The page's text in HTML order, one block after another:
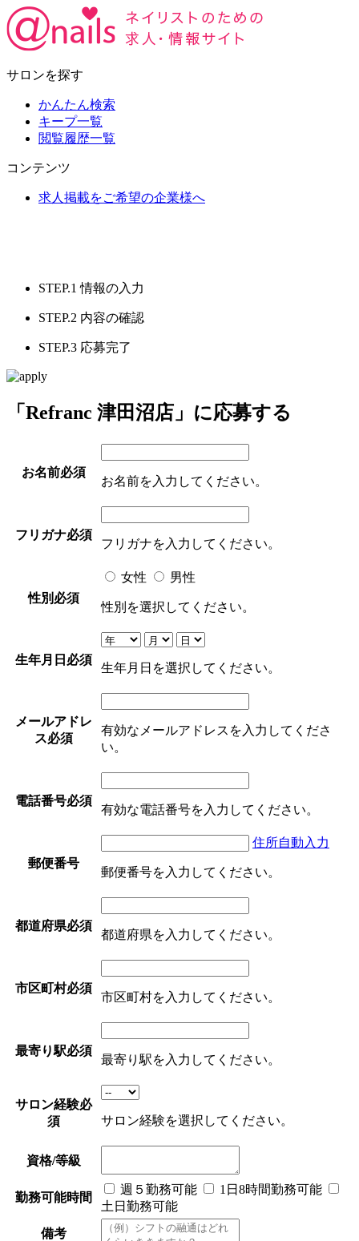
サロンを探す
かんたん検索
キープ一覧
閲覧履歴一覧
コンテンツ
求人掲載をご希望の企業様へ
STEP.1 情報の入力
STEP.2 内容の確認
STEP.3 応募完了
「Refranc 津田沼店」に応募する
お名前必須
お名前を入力してください。
フリガナ必須
フリガナを入力してください。
性別 必須
女性 男性
性別を選択してください。
生年月日 必須
生年月日を選択してください。
メールアドレ
ス必須
有効なメールアドレスを入力してくださ
い。
電話番号必須
有効な電話番号を入力してください。
郵便番号
住所自動入力
郵便番号を入力してください。
都道府県必須
都道府県を入力してください。
市区町村必須
市区町村を入力してください。
最寄り駅必須
最寄り駅を入力してください。
サロン経験必
須
サロン経験を選択してください。
資格/等級
勤務可能時間
週５勤務可能
1日8時間勤務可能
土日勤務可能
備考